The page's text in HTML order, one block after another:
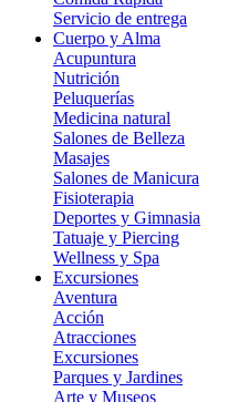
Servicio de entrega
Cuerpo y Alma
Acupuntura
Nutrición
Peluquerías
Medicina natural
Salones de Belleza
Masajes
Salones de Manicura
Fisioterapia
Deportes y Gimnasia
Tatuaje y Piercing
Wellness y Spa
Excursiones
Aventura
Acción
Atracciones
Excursiones
Parques y Jardines
Arte y Museos